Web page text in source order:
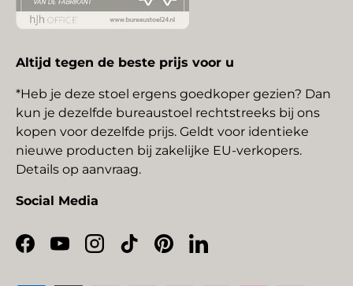
Altijd tegen de beste prijs voor u
*Heb je deze stoel ergens goedkoper gezien? Dan
kun je dezelfde bureaustoel rechtstreeks bij ons
kopen voor dezelfde prijs. Geldt voor identieke
nieuwe producten bij zakelijke EU-verkopers.
Details op aanvraag.
Social Media
Facebook
YouTubeInstagram
TikTokPinterestLinkedIn